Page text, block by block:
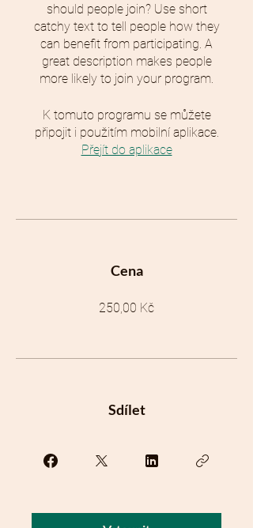
should people join? Use short
catchy text to tell people how they
can benefit from participating. A
great description makes people
more likely to join your program.
K tomuto programu se můžete
připojit i použitím mobilní aplikace.
Přejít do aplikace
Cena
250,00 Kč
Sdílet